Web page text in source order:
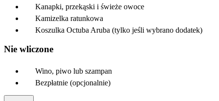
Kanapki, przekąski i świeże owoce
Kamizelka ratunkowa
Koszulka Octuba Aruba (tylko jeśli wybrano dodatek)
Nie wliczone
Wino, piwo lub szampan
Bezpłatnie (opcjonalnie)